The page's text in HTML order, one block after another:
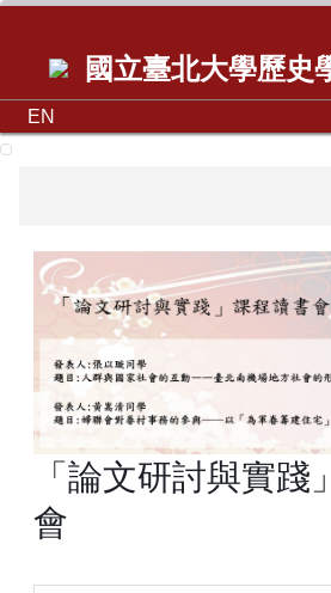
國立臺北大學歷史
EN
「論文研討與實踐
會